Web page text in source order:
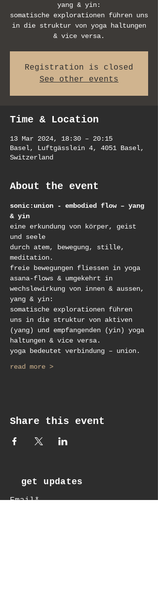
yang & yin:
somatische explorationen führen uns
in die struktur von yoga haltungen
& vice versa.
Registration is closed
See other events
Time & Location
13 Mar 2024, 18:30 – 20:15
Basel, Luftgässlein 4, 4051 Basel,
Switzerland
About the event
sonic:union - embodied flow – yang
& yin
eine erkundung von körper, geist
und seele
durch atem, bewegung, stille,
meditation.
freie bewegungen fliessen in yoga
asana-flows & umgekehrt in
wechslewirkung von innen & aussen,
yang & yin:
somatische explorationen führen
uns in die struktur von aktiven
(yang) und empfangenden (yin) yoga
haltungen & vice versa.
yoga bedeutet verbindung – union.
read more >
Share this event
get updates
Email*